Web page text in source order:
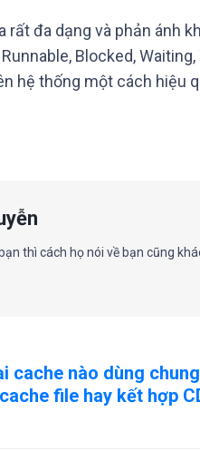
rất đa dạng và phản ánh
Blocked,
hệ thống một cách hiệu
thì cách họ nói về bạn cũng
cache nào dùng
file hay kết hợp